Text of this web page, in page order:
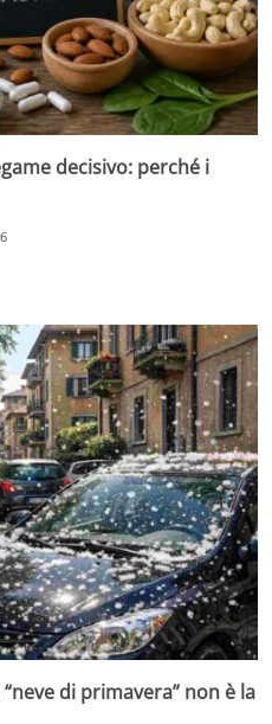
decisivo: perché i
di primavera” non è la